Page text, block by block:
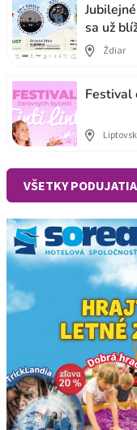
sa už
Ždiar
Festival
VŠETKY PODUJATIA